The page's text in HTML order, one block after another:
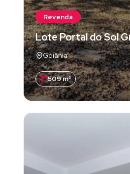
Revenda
Lote Portal do Sol
Goiânia
509 m²